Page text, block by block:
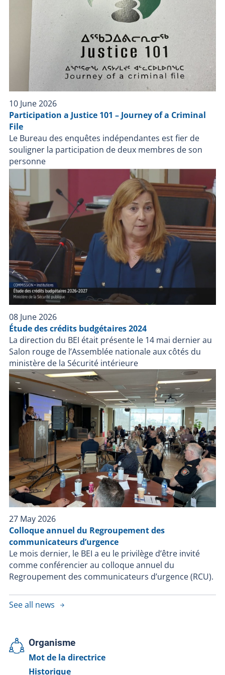
au www.bei.gouv.qc.ca/nous joindre
10 June 2026
Participation a Justice 101 – Journey of a Criminal
File
Le Bureau des enquêtes indépendantes est fier de
souligner la participation de deux membres de son
personne
08 June 2026
Étude des crédits budgétaires 2024
La direction du BEI était présente le 14 mai dernier au
Salon rouge de l’Assemblée nationale aux côtés du
ministère de la Sécurité intérieure
27 May 2026
Colloque annuel du Regroupement des
communicateurs d’urgence
Le mois dernier, le BEI a eu le privilège d’être invité
comme conférencier au colloque annuel du
Regroupement des communicateurs d’urgence (RCU).
See all news
Organisme
Mot de la directrice
Historique